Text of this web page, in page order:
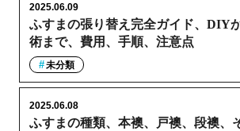
ふすまの張り替え完全ガイド、DIY
術まで、費用、手順、注意点
2025.06.09
未分類
ふすまの種類、本襖、戸襖、段襖、
2025.06.08